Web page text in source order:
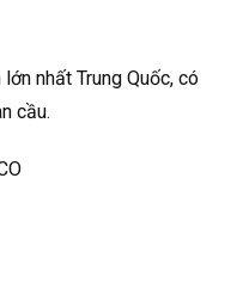
nhất Trung Quốc, có
cầu.